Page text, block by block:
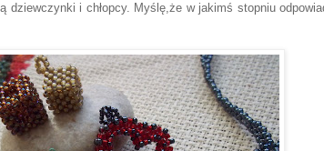
dziewczynki i chłopcy. Myślę,że w jakimś stopniu